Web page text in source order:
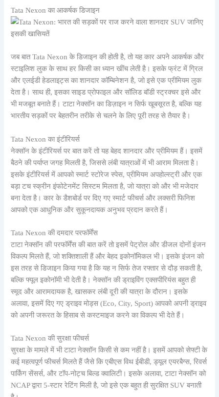
Tata Nexon का आकर्षक डिजाइन
जब बात Tata Nexon के डिजाइन की होती है, तो यह कार अपने आकर्षक और
स्टाइलिश लुक के साथ हर किसी का ध्यान खींच लेती है। इसके फ्रंट में ग्रिल
और एलईडी हेडलाइट्स का शानदार कॉम्बिनेशन है, जो इसे एक प्रीमियम लुक
देता है। साथ ही, इसका साइड प्रोफाइल और सॉलिड बॉडी स्ट्रक्चर इसे और
भी मजबूत बनाते हैं। टाटा नेक्सॉन का डिज़ाइन न सिर्फ खूबसूरत है, बल्कि यह
भारतीय सड़कों पर बेहतरीन तरीके से चलने के लिए पूरी तरह से तैयार है।
Tata Nexon का इंटीरियर्स
नेक्सॉन के इंटीरियर्स पर बात करें तो यह बेहद शानदार और प्रीमियम हैं। इसमें
बैठने की पर्याप्त जगह मिलती है, जिससे लंबी यात्राओं में भी आराम मिलता है।
इसके इंटीरियर्स में आपको स्मार्ट स्टोरेज स्पेस, प्रीमियम अपहोल्स्ट्री और एक
बड़ा टच स्क्रीन इंफोटेनमेंट सिस्टम मिलता है, जो यात्रा को और भी मजेदार
बना देता है। कार के डैशबोर्ड पर दिए गए स्मार्ट फीचर्स और लक्सरी फिनिश
आपको एक आधुनिक और सुकूनदायक अनुभव प्रदान करते हैं।
Tata Nexon की दमदार परफॉर्मेंस
टाटा नेक्सॉन की परफॉर्मेंस की बात करें तो इसमें पेट्रोल और डीजल दोनों इंजन
विकल्प मिलते हैं, जो शक्तिशाली हैं और बेहद इकोनॉमिकल भी। इसके इंजन को
इस तरह से डिजाइन किया गया है कि यह न सिर्फ तेज रफ्तार से दौड़ सकती है,
बल्कि फ्यूल इकोनॉमी भी देती है। नेक्सॉन की ड्राइविंग एक्सपीरियंस बहुत ही
स्मूद और आरामदायक है, खासकर लंबी दूरी की यात्रा के दौरान। इसके
अलावा, इसमें दिए गए ड्राइव मोड्स (Eco, City, Sport) आपको अपनी ड्राइव
को अपनी जरूरत के हिसाब से कस्टमाइज करने का विकल्प भी देते हैं।
Tata Nexon की सुरक्षा फीचर्स
सुरक्षा के मामले में भी टाटा नेक्सॉन किसी से कम नहीं है। इसमें आपको सेफ्टी के
कई महत्वपूर्ण फीचर्स मिलते हैं जैसे कि एबीएस विथ ईबीडी, ड्यूल एयरबैग्स, रिवर्स
पार्किंग सेंसर्स, और टॉप-नोट्च बिल्ड क्वालिटी। इसके अलावा, टाटा नेक्सॉन को
NCAP द्वारा 5-स्टार रेटिंग मिली है, जो इसे एक बहुत ही सुरक्षित SUV बनाती